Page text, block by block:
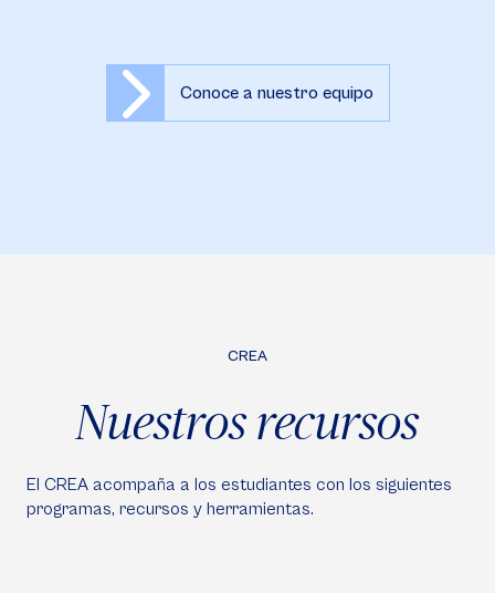
Conoce a nuestro equipo
CREA
Nuestros recursos
El CREA acompaña a los estudiantes con los siguientes
programas, recursos y herramientas.